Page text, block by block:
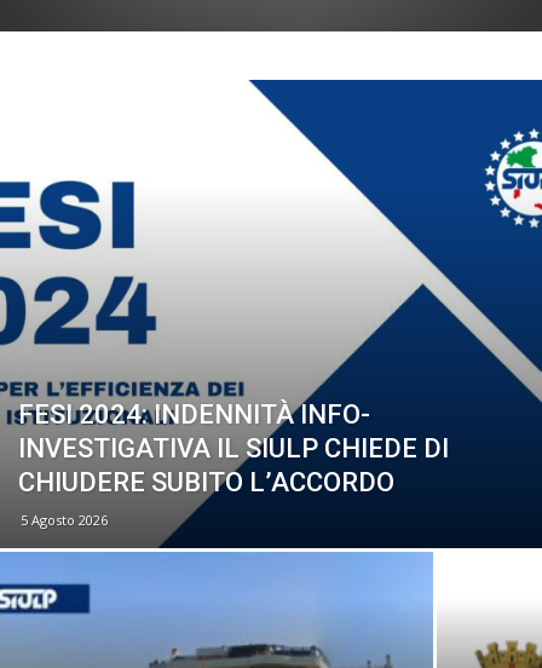
FESI 2024: INDENNITÀ INFO-
INVESTIGATIVA IL SIULP CHIEDE DI
CHIUDERE SUBITO L’ACCORDO
5 Agosto 2026